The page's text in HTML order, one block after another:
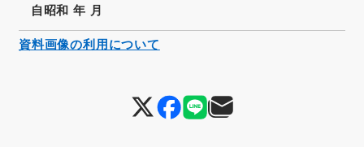
自昭和 年 月
資料画像の利用について